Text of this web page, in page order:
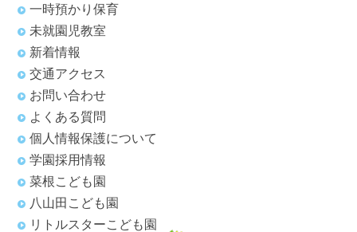
一時預かり保育
未就園児教室
新着情報
交通アクセス
お問い合わせ
よくある質問
個人情報保護について
学園採用情報
菜根こども園
八山田こども園
リトルスターこども園